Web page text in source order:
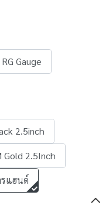
RG Gauge
2.5inch
Gold 2.5Inch
แฮนด์